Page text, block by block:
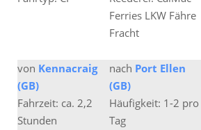
Ferries LKW Fähre
Fracht
von Kennacraig
(GB)
nach Port Ellen
(GB)
Fahrzeit: ca. 2,2
Stunden
Häufigkeit: 1-2 pro
Tag